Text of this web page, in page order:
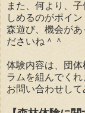
また、何より、
しめるのがポイ
森遊び、機会があ
ださいね＾＾
体験内容は、団
ラムを組んでく
お問い合わせして